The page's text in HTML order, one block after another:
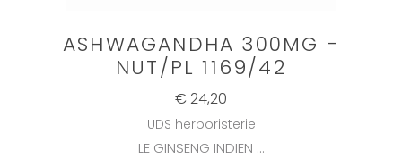
ASHWAGANDHA 300MG -
NUT/PL 1169/42
€ 24,20
UDS herboristerie
LE GINSENG INDIEN ...